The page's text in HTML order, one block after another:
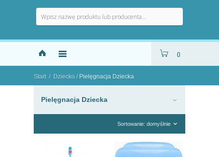
0
Start / Dziecko / Pielęgnacja Dziecka
"
Pielęgnacja Dziecka
Sortowanie: domyślnie